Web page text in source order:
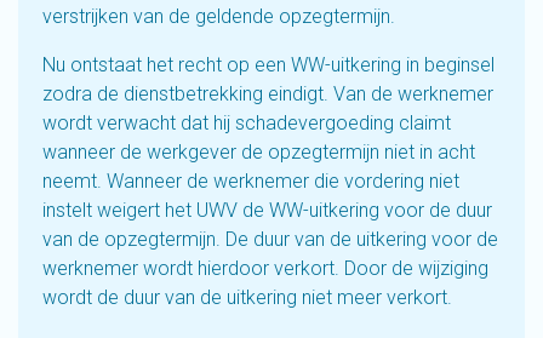
verstrijken van de geldende opzegtermijn.
Nu ontstaat het recht op een WW-uitkering in beginsel
zodra de dienstbetrekking eindigt. Van de werknemer
wordt verwacht dat hij schadevergoeding claimt
wanneer de werkgever de opzegtermijn niet in acht
neemt. Wanneer de werknemer die vordering niet
instelt weigert het UWV de WW-uitkering voor de duur
van de opzegtermijn. De duur van de uitkering voor de
werknemer wordt hierdoor verkort. Door de wijziging
wordt de duur van de uitkering niet meer verkort.